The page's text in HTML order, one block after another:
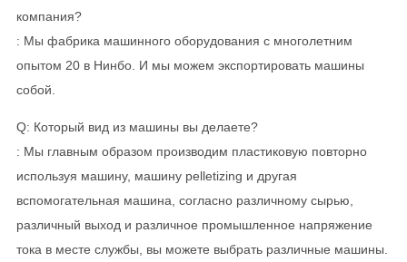
компания?
: Мы фабрика машинного оборудования с многолетним
опытом 20 в Нинбо. И мы можем экспортировать машины
собой.
Q: Который вид из машины вы делаете?
: Мы главным образом производим пластиковую повторно
используя машину, машину pelletizing и другая
вспомогательная машина, согласно различному сырью,
различный выход и различное промышленное напряжение
тока в месте службы, вы можете выбрать различные машины.